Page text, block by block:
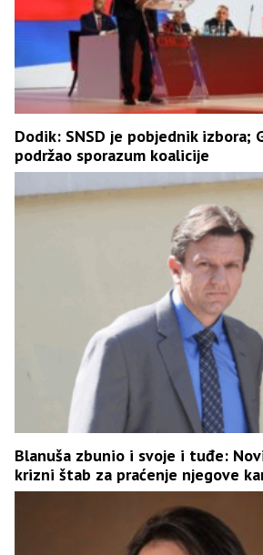
Dodik: SNSD je pobjednik izbora;
podržao sporazum koalicije
Blanuša zbunio i svoje i tuđe:
krizni štab za praćenje njegove